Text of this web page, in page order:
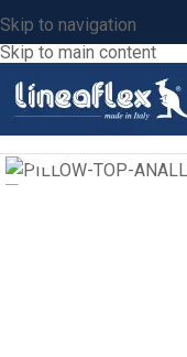
Skip to navigation
Skip to main content
Click to